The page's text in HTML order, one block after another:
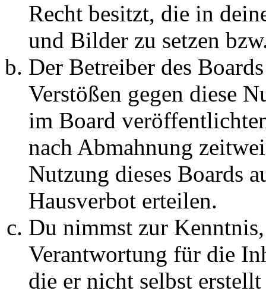
Recht besitzt, die in
und Bilder zu setzen
Der Betreiber des
Verstößen gegen diese
im Board
nach Abmahnung
Nutzung dieses Boards
Hausverbot erteilen.
Du nimmst zur
Verantwortung für die
die er nicht selbst